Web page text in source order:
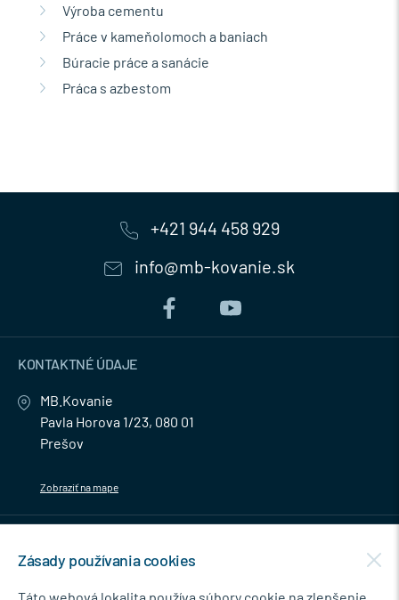
Výroba cementu
Práce v kameňolomoch a baniach
Búracie práce a sanácie
Práca s azbestom
+421 944 458 929
info@mb-kovanie.sk
KONTAKTNÉ ÚDAJE
MB.Kovanie
Pavla Horova 1/23, 080 01
Prešov
Zobraziť na mape
NEWSLETTER
Zásady používania cookies